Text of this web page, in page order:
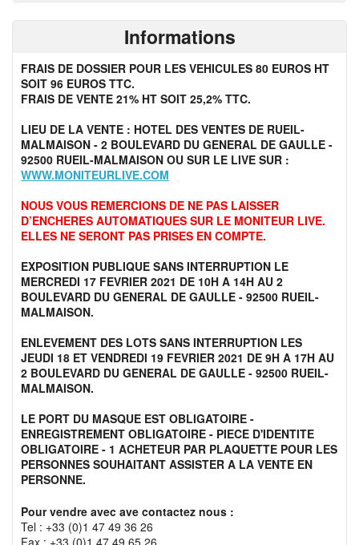
Informations
FRAIS DE DOSSIER POUR LES VEHICULES 80 EUROS HT
SOIT 96 EUROS TTC.
FRAIS DE VENTE 21% HT SOIT 25,2% TTC.
LIEU DE LA VENTE : HOTEL DES VENTES DE RUEIL-
MALMAISON - 2 BOULEVARD DU GENERAL DE GAULLE -
92500 RUEIL-MALMAISON OU SUR LE LIVE SUR :
WWW.MONITEURLIVE.COM
NOUS VOUS REMERCIONS DE NE PAS LAISSER
D’ENCHERES AUTOMATIQUES SUR LE MONITEUR LIVE.
ELLES NE SERONT PAS PRISES EN COMPTE.
EXPOSITION PUBLIQUE SANS INTERRUPTION LE
MERCREDI 17 FEVRIER 2021 DE 10H A 14H AU 2
BOULEVARD DU GENERAL DE GAULLE - 92500 RUEIL-
MALMAISON.
ENLEVEMENT DES LOTS SANS INTERRUPTION LES
JEUDI 18 ET VENDREDI 19 FEVRIER 2021 DE 9H A 17H AU
2 BOULEVARD DU GENERAL DE GAULLE - 92500 RUEIL-
MALMAISON.
LE PORT DU MASQUE EST OBLIGATOIRE -
ENREGISTREMENT OBLIGATOIRE - PIECE D'IDENTITE
OBLIGATOIRE - 1 ACHETEUR PAR PLAQUETTE POUR LES
PERSONNES SOUHAITANT ASSISTER A LA VENTE EN
PERSONNE.
Pour vendre avec ave contactez nous :
Tel : +33 (0)1 47 49 36 26
Fax : +33 (0)1 47 49 65 26